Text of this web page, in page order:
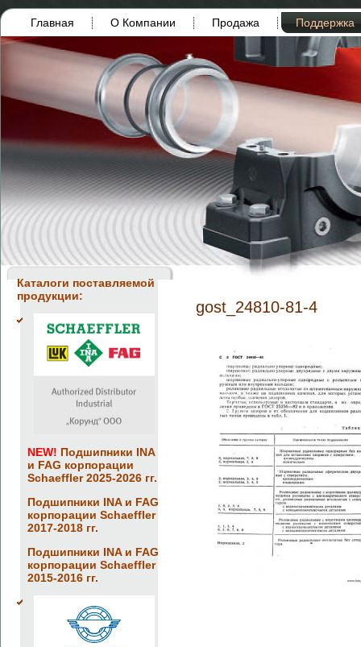
Главная О Компании Продажа Поддержка
Каталоги поставляемой
продукции:
NEW! Подшипники INA
и FAG корпорации
Schaeffler 2025-2026 гг.
Подшипники INA и FAG
корпорации Schaeffler
2017-2018 гг.
Подшипники INA и FAG
корпорации Schaeffler
2015-2016 гг.
gost_24810-81-4